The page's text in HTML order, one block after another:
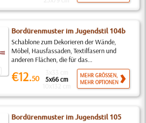
Bordürenmuster im Jugendstil 104b
Schablone zum Dekorieren der Wände,
Möbel, Hausfassaden, Textilfasern und
anderen Flächen, die für das...
€12.50 5x66 cm
MEHR GRÖSSEN,
MEHR OPTIONEN
Bordürenmuster im Jugendstil 105